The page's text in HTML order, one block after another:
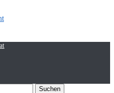
Suchen
Suchen